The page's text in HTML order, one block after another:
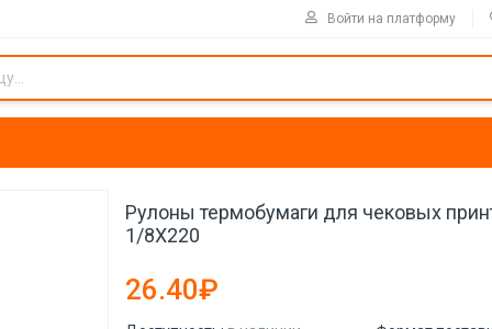
Войти на платформу
Рулоны термобумаги для чековых
1/8X220
26.40₽